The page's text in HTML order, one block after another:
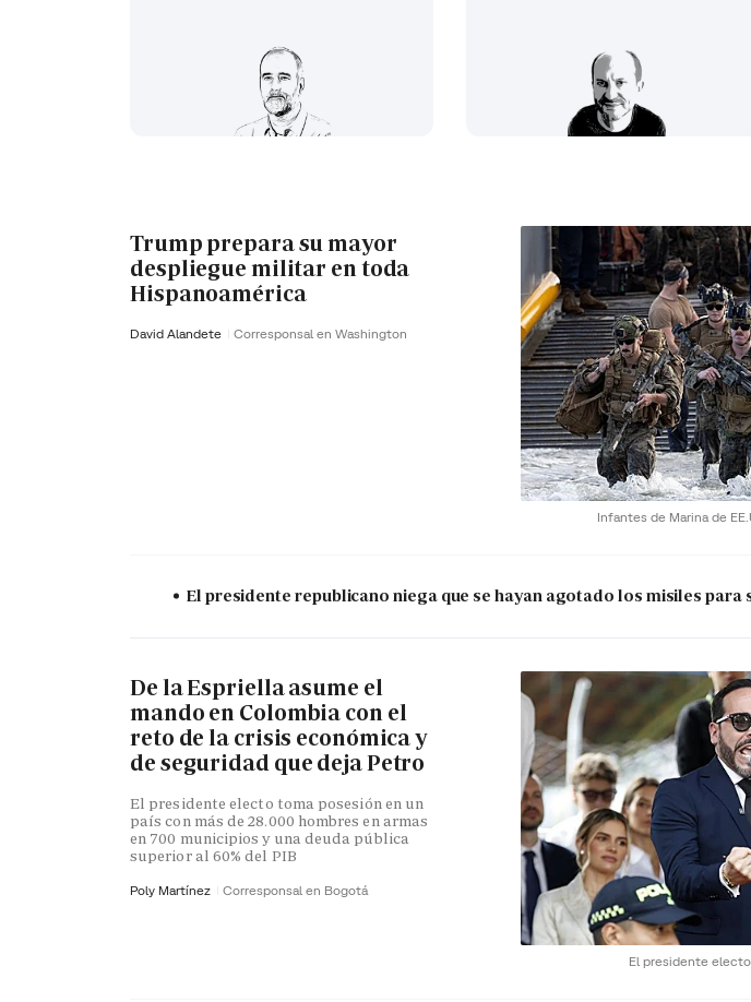
Infantes de Marina de
Trump prepara su mayor
despliegue militar en toda
Hispanoamérica
David Alandete Corresponsal en Washington
El presidente republicano niega que se hayan agotado los misiles para
El presidente
De la Espriella asume el
mando en Colombia con el
reto de la crisis económica y
de seguridad que deja Petro
El presidente electo toma posesión en un
país con más de 28.000 hombres en armas
en 700 municipios y una deuda pública
superior al 60% del PIB
Poly Martínez Corresponsal en Bogotá